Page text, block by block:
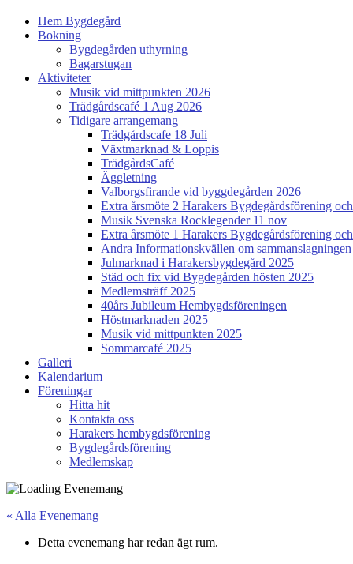
Hem Bygdegård
Bokning
Bygdegården uthyrning
Bagarstugan
Aktiviteter
Musik vid mittpunkten 2026
Trädgårdscafé 1 Aug 2026
Tidigare arrangemang
Trädgårdscafe 18 Juli
Växtmarknad & Loppis
TrädgårdsCafé
Äggletning
Valborgsfirande vid byggdegården 2026
Extra årsmöte 2 Harakers Bygdegårdsförening
Musik Svenska Rocklegender 11 nov
Extra årsmöte 1 Harakers Bygdegårdsförening
Andra Informationskvällen om sammanslagningen
Julmarknad i Harakersbygdegård 2025
Städ och fix vid Bygdegården hösten 2025
Medlemsträff 2025
40års Jubileum Hembygdsföreningen
Höstmarknaden 2025
Musik vid mittpunkten 2025
Sommarcafé 2025
Galleri
Kalendarium
Föreningar
Hitta hit
Kontakta oss
Harakers hembygdsförening
Bygdegårdsförening
Medlemskap
« Alla Evenemang
Detta evenemang har redan ägt rum.